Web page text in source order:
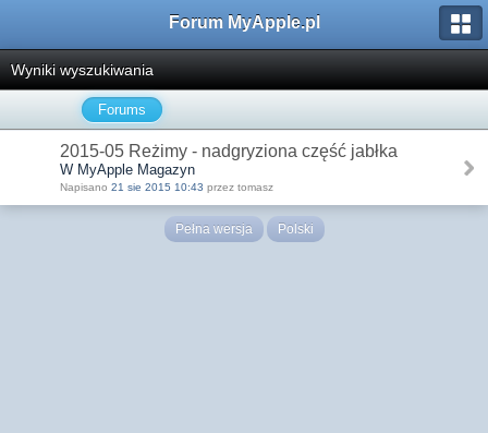
Forum MyApple.pl
Wyniki wyszukiwania
Forums
2015-05 Reżimy - nadgryziona część jabłka
W MyApple Magazyn
Napisano 21 sie 2015 10:43 przez tomasz
Pełna wersja Polski